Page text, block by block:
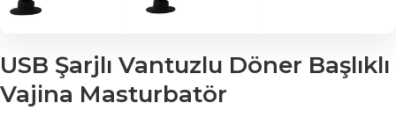
USB Şarjlı Vantuzlu Döner Başlıklı
Vajina Masturbatör